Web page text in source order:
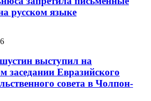
русском языке
выступил на
заседании Евразийского
совета в Чолпон-